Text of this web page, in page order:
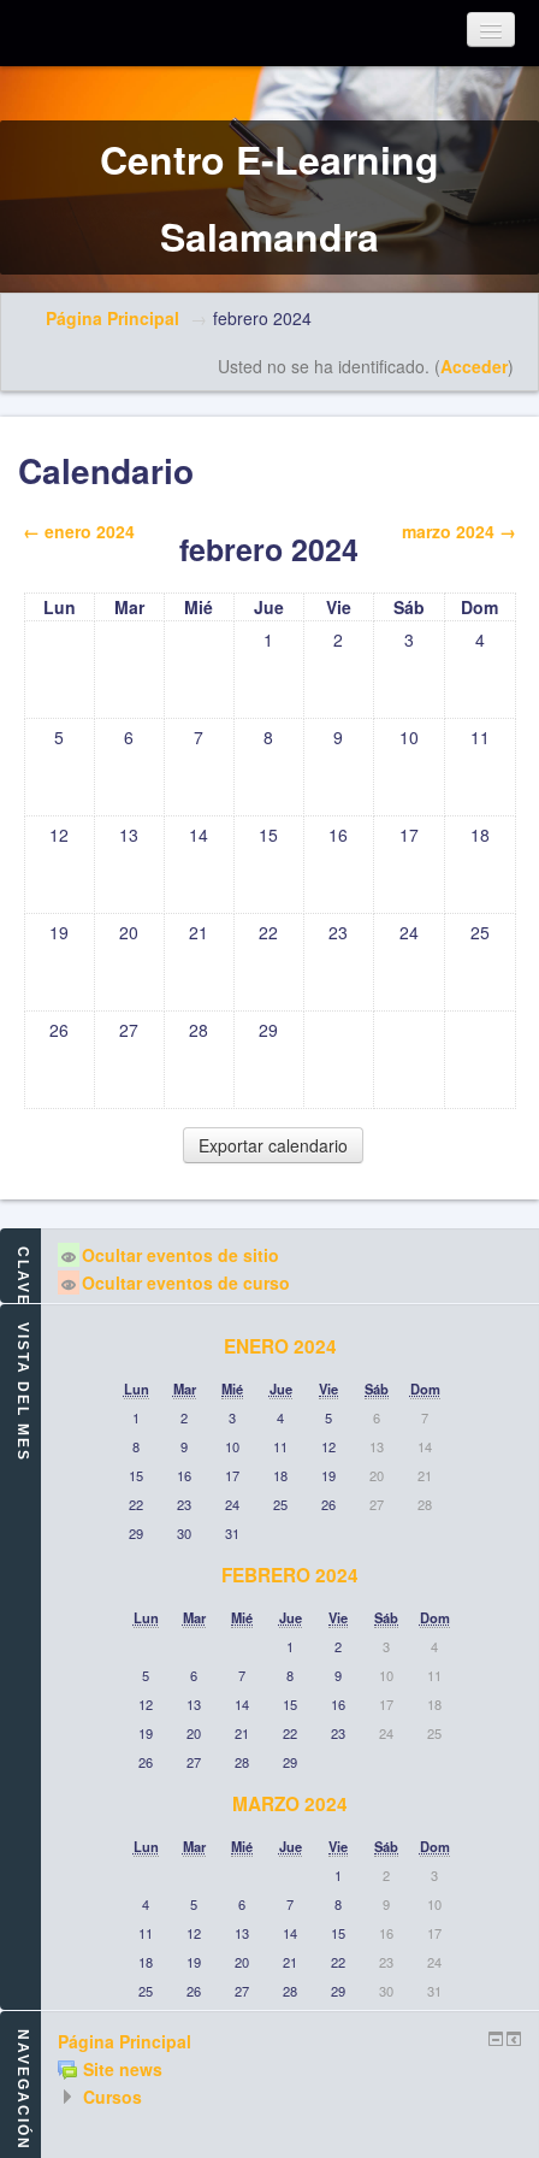
Centro E-Learning
Salamandra
Página Principal → febrero 2024
Usted no se ha identificado. (Acceder)
Calendario
← enero 2024 febrero 2024 marzo 2024 →
Lun Mar Mié Jue Vie Sáb
Dom
1
2 3 4
5 6 7 8 9 10 11
12 13 14 15 16 17 18
19 20 21 22 23 24 25
26 27 28 29
CLAVE DE EVENTOS
Ocultar eventos de sitio
Ocultar eventos de curso
VISTA DEL MES ENERO 2024
Lun Mar Mié Jue Vie Sáb
Dom
1
2 3 4 5 6
7
8
9 10 11 12 13
14
15
16 17 18 19 20
21
22
23 24 25 26 27
28
29
30 31
FEBRERO 2024
Lun Mar Mié Jue Vie Sáb
Dom
1
2 3
4
5
6 7 8 9 10
11
12
13 14 15 16 17
18
19
20 21 22 23 24
25
26
27 28 29
MARZO 2024
Lun Mar Mié Jue Vie Sáb
Dom
1
2
3
4
5 6 7 8 9
10
11
12 13 14 15 16
17
18
19 20 21 22 23
24
25
26 27 28 29 30 31
NAVEGACIÓN
Página Principal
Site news
Cursos